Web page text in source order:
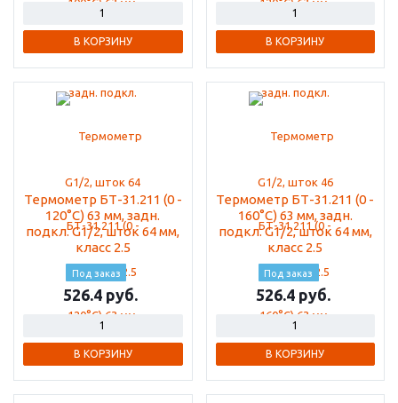
В КОРЗИНУ В КОРЗИНУ
Термометр БТ-31.211 (0 -
120°С) 63 мм, задн.
подкл. G1/2, шток 64 мм,
класс 2.5
Под заказ
526.4
В КОРЗИНУ
Термометр БТ-31.211 (0 -
160°С) 63 мм, задн.
подкл. G1/2, шток 64 мм,
класс 2.5
Под заказ
526.4
В КОРЗИНУ